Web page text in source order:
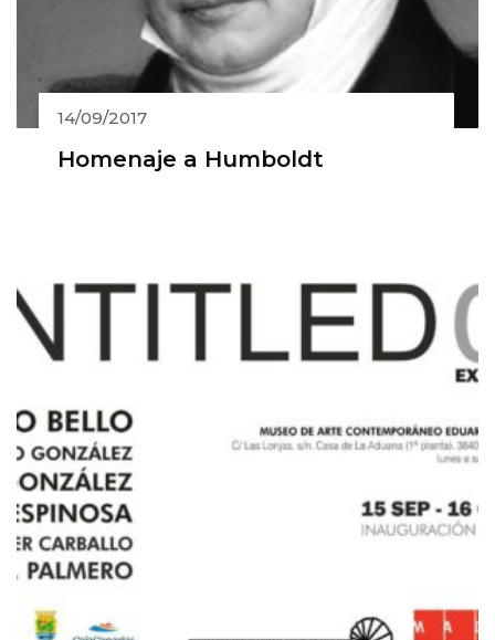
14/09/2017
Homenaje a Humboldt